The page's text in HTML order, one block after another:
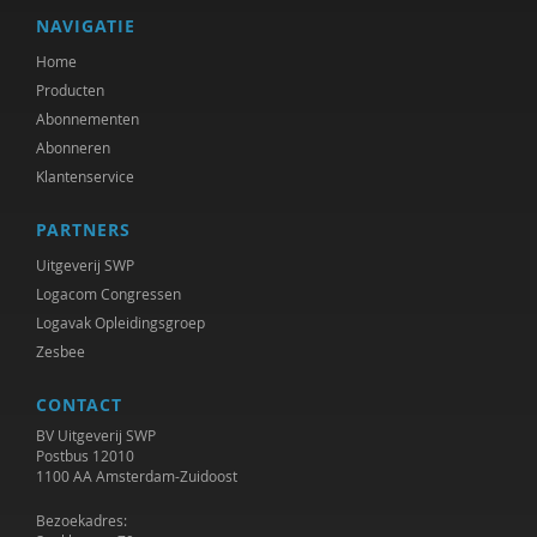
Harmke Visser
Pieter van Vliet
Joost Vos
Peter Westerhof
Jaap Wijkstra
Jan Willem Breuk
Bart Willemsen
Raoul Wirtz
NAVIGATIE
Home
Producten
Abonnementen
Abonneren
Klantenservice
PARTNERS
Uitgeverij SWP
Logacom Congressen
Logavak Opleidingsgroep
Zesbee
CONTACT
BV Uitgeverij SWP
Postbus 12010
1100 AA Amsterdam-Zuidoost
Bezoekadres: